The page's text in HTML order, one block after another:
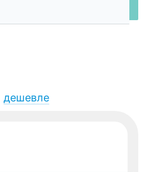
дешевле